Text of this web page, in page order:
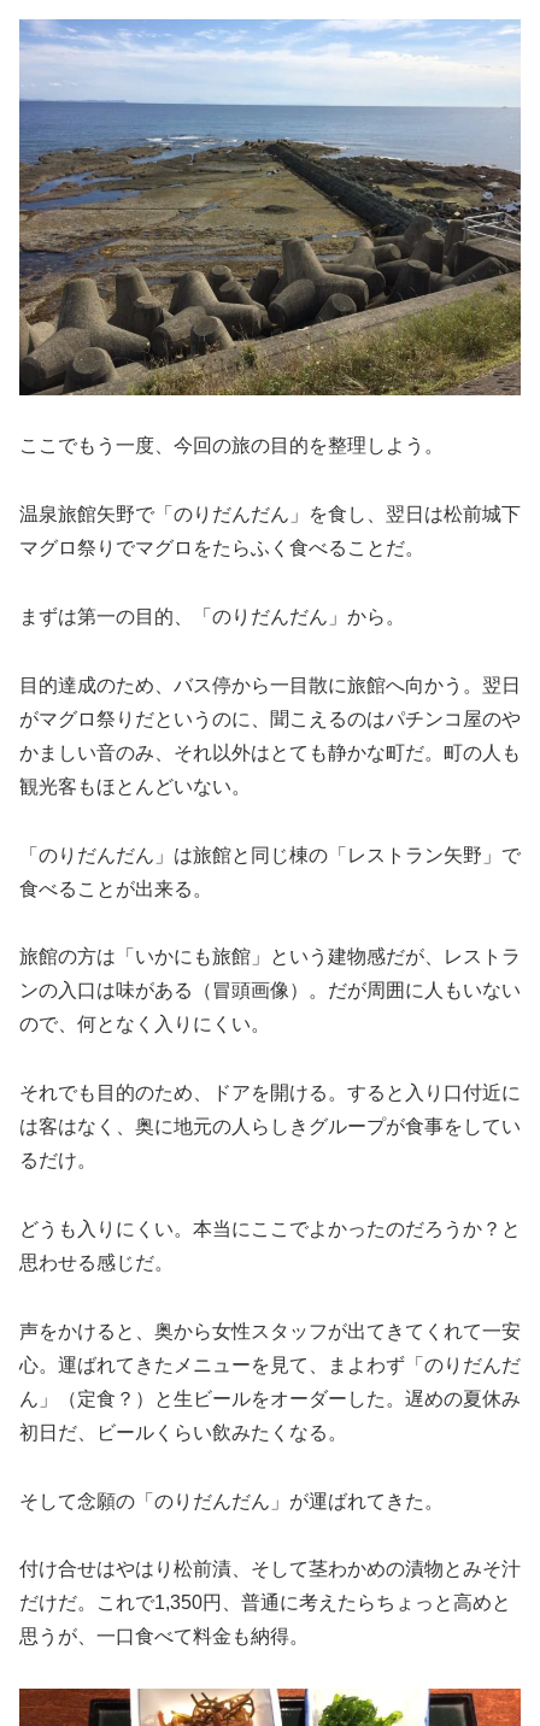
ここでもう一度、今回の旅の目的を整理しよう。
温泉旅館矢野で「のりだんだん」を食し、翌日は松前城下
マグロ祭りでマグロをたらふく食べることだ。
まずは第一の目的、「のりだんだん」から。
目的達成のため、バス停から一目散に旅館へ向かう。翌日
がマグロ祭りだというのに、聞こえるのはパチンコ屋のや
かましい音のみ、それ以外はとても静かな町だ。町の人も
観光客もほとんどいない。
「のりだんだん」は旅館と同じ棟の「レストラン矢野」で
食べることが出来る。
旅館の方は「いかにも旅館」という建物感だが、レストラ
ンの入口は味がある（冒頭画像）。だが周囲に人もいない
ので、何となく入りにくい。
それでも目的のため、ドアを開ける。すると入り口付近に
は客はなく、奥に地元の人らしきグループが食事をしてい
るだけ。
どうも入りにくい。本当にここでよかったのだろうか？と
思わせる感じだ。
声をかけると、奥から女性スタッフが出てきてくれて一安
心。運ばれてきたメニューを見て、まよわず「のりだんだ
ん」（定食？）と生ビールをオーダーした。遅めの夏休み
初日だ、ビールくらい飲みたくなる。
そして念願の「のりだんだん」が運ばれてきた。
付け合せはやはり松前漬、そして茎わかめの漬物とみそ汁
だけだ。これで1,350円、普通に考えたらちょっと高めと
思うが、一口食べて料金も納得。